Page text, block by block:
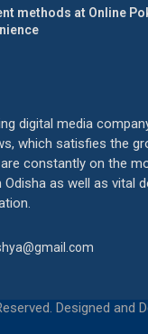
methods at Online
digital media
which satisfies the
constantly on the
as well as vital
Designed and